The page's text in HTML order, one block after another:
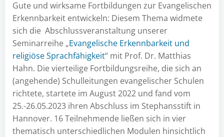
Gute und wirksame Fortbildungen zur Evangelischen
Erkennbarkeit entwickeln: Diesem Thema widmete
sich die Abschlussveranstaltung unserer
Seminarreihe „Evangelische Erkennbarkeit und
religiöse Sprachfähigkeit“ mit Prof. Dr. Matthias
Hahn. Die vierteilige Fortbildungsreihe, die sich an
(angehende) Schulleitungen evangelischer Schulen
richtete, startete im August 2022 und fand vom
25.-26.05.2023 ihren Abschluss im Stephansstift in
Hannover. 16 Teilnehmende ließen sich in vier
thematisch unterschiedlichen Modulen hinsichtlich